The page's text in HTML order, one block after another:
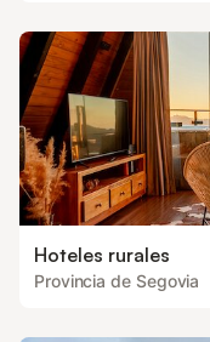
Hoteles rurales
Provincia de Segovia